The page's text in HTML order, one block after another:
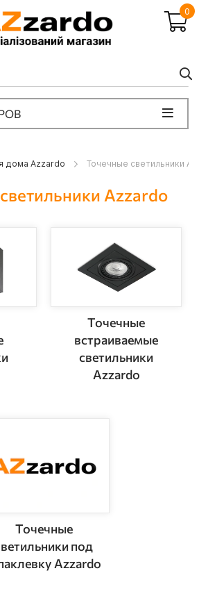
0
дома Azzardo Точечные светильники
Azzardo
Точечные
встраиваемые
светильники
Azzardo
Точечные
под
Azzardo